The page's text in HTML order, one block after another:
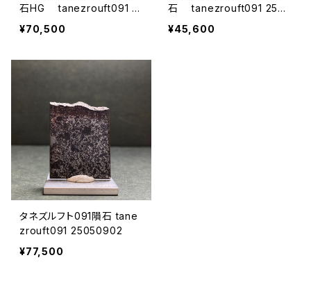
石HG tanezrouft091 2
5052422
¥70,500
石 tanezrouft091 2505
2420
¥45,600
タネズルフト091隕石 tane
zrouft091 25050902
¥77,500